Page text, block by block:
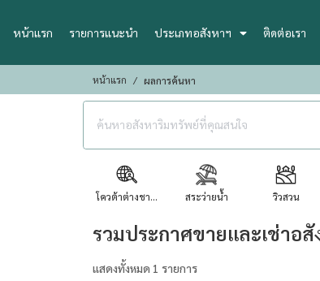
หน้าแรก รายการแนะนำ ประเภทอสังหาฯ ติดต่อเรา
หน้าแรก ผลการค้นหา
โควต้าต่างชา... สระว่ายน้ำ วิวสวน
รวมประกาศขายและเช่าอ
แสดงทั้งหมด 1 รายการ